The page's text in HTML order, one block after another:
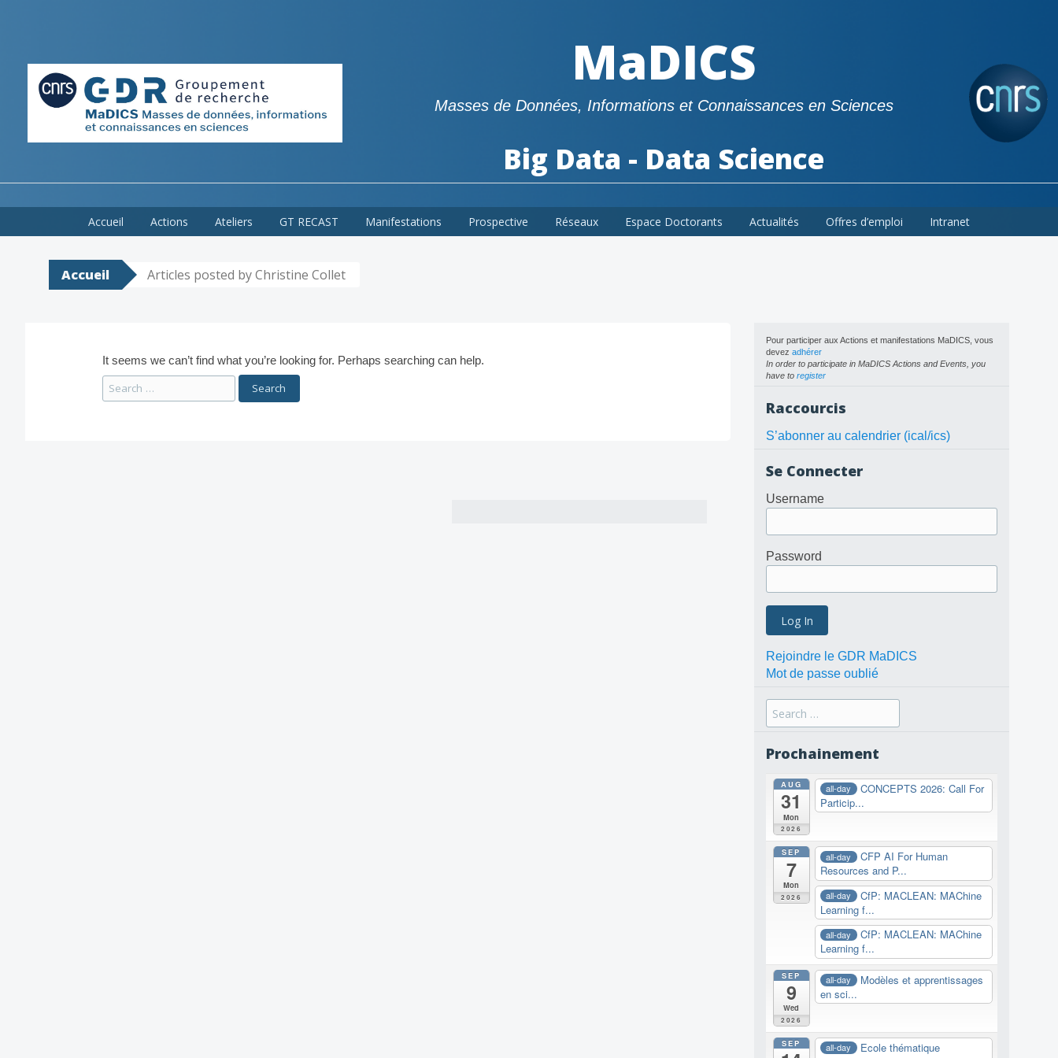
MaDICS
Masses de Données, Informations et Connaissances en Sciences
Big Data - Data Science
to
Accueil Actions Ateliers GT RECAST Manifestations Prospective Réseaux Espace Doctorants Actualités Offres d’emploi Intranet
Accueil Articles posted by Christine Collet
It seems we can’t find what you’re looking for. Perhaps searching can help.
Search
for:
Pour participer aux Actions et manifestations MaDICS, vous
devez adhérer
In order to participate in MaDICS Actions and Events, you
have to register
Raccourcis
S’abonner au calendrier (ical/ics)
Se Connecter
Username
Password
Rejoindre le GDR MaDICS
Mot de passe oublié
Search
for:
Prochainement
AUG
31
Mon
2026
all-day
CONCEPTS 2026: Call For
Particip...
SEP
7
Mon
2026
all-day
CFP AI For Human
Resources and P...
all-day
CfP: MACLEAN: MAChine
Learning f...
all-day
CfP: MACLEAN: MAChine
Learning f...
SEP
9
Wed
2026
all-day
Modèles et apprentissages
en sci...
SEP all-day
Ecole thématique